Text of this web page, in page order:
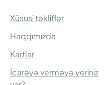
Xüsusi təkliflər
Haqqımızda
Kartlar
İcarəyə verməyə yeriniz